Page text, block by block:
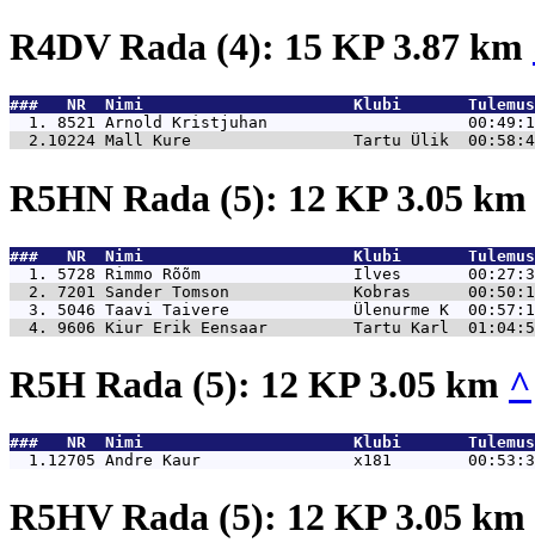
R4DV Rada (4): 15 KP 3.87 km
###   NR  Nimi                      Klubi
  1. 8521
Arnold Kristjuhan
  2.10224
Mall Kure                 Tartu Ülik
R5HN Rada (5): 12 KP 3.05 km
###   NR  Nimi                      Klubi
  1. 5728
Rimmo Rõõm                Ilves
  2. 7201
Sander Tomson             Kobras
  3. 5046
Taavi Taivere             Ülenurme K
  4. 9606
Kiur Erik Eensaar         Tartu Karl
R5H Rada (5): 12 KP 3.05 km ^
###   NR  Nimi                      Klubi
  1.12705
Andre Kaur                x181
R5HV Rada (5): 12 KP 3.05 km